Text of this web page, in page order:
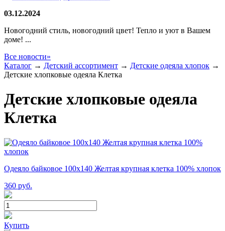
03.12.2024
Новогодний стиль, новогодний цвет! Тепло и уют в Вашем
доме! ...
Все новости»
Каталог → Детский ассортимент → Детские одеяла хлопок →
Детские хлопковые одеяла Клетка
Детские хлопковые одеяла
Клетка
Одеяло байковое 100х140 Желтая крупная клетка 100% хлопок
360 руб.
Купить